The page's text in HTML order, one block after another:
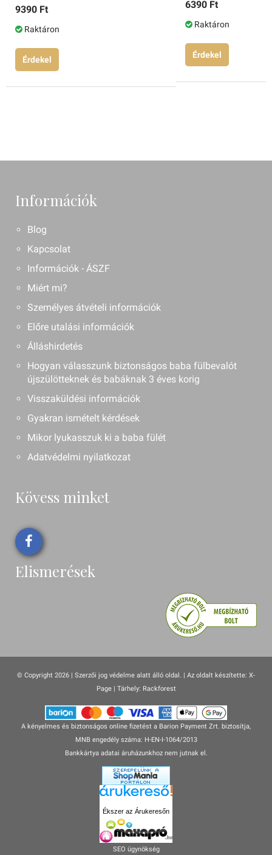
9390 Ft
Raktáron
Érdekel
6390 Ft
Raktáron
Érdekel
Információk
Blog
Kapcsolat
Információk - ÁSZF
Miért mi?
Személyes átvételi információk
Előre utalási információk
Álláshirdetés
Hogyan válasszunk biztonságos baba fülbevalót
újszülötteknek és babáknak 3 éves korig
Visszaküldési információk
Gyakran ismételt kérdések
Mikor lyukasszuk ki a baba fülét
Adatvédelmi nyilatkozat
Kövess minket
Elismerések
© Copyright 2026 | Szerzői jog védelme alatt álló oldal. | Az oldalt készítette: X-
Page| Tárhely: Rackforest
A kényelmes és biztonságos online fizetést a Barion Payment Zrt. biztosítja,
MNB engedély száma: H-EN-I-1064/2013
Bankkártya adatai áruházunkhoz nem jutnak el.
Ékszer az Árukeresőn
SEO ügynökség